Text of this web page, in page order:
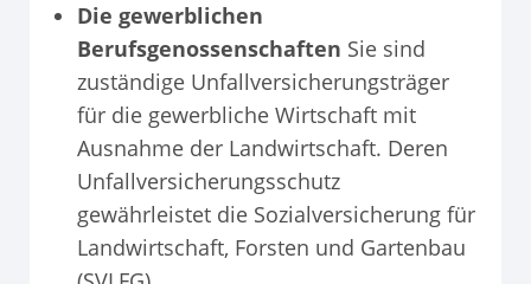
Die gewerblichen
Berufsgenossenschaften Sie sind
zuständige Unfallversicherungsträger
für die gewerbliche Wirtschaft mit
Ausnahme der Landwirtschaft. Deren
Unfallversicherungsschutz
gewährleistet die Sozialversicherung für
Landwirtschaft, Forsten und Gartenbau